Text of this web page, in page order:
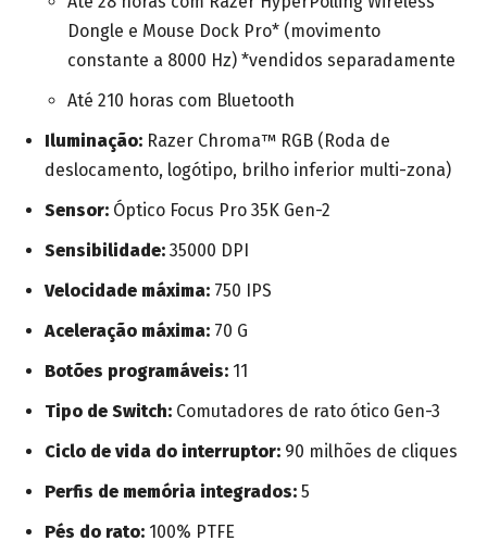
Dongle e Mouse Dock Pro* (movimento
constante a 8000 Hz) *vendidos separadamente
Até 210 horas com Bluetooth
Iluminação: Razer Chroma™ RGB (Roda de
deslocamento, logótipo, brilho inferior multi-zona)
Sensor: Óptico Focus Pro 35K Gen-2
Sensibilidade: 35000 DPI
Velocidade máxima: 750 IPS
Aceleração máxima: 70 G
Botões programáveis: 11
Tipo de Switch: Comutadores de rato ótico Gen-3
Ciclo de vida do interruptor: 90 milhões de cliques
Perfis de memória integrados: 5
Pés do rato: 100% PTFE